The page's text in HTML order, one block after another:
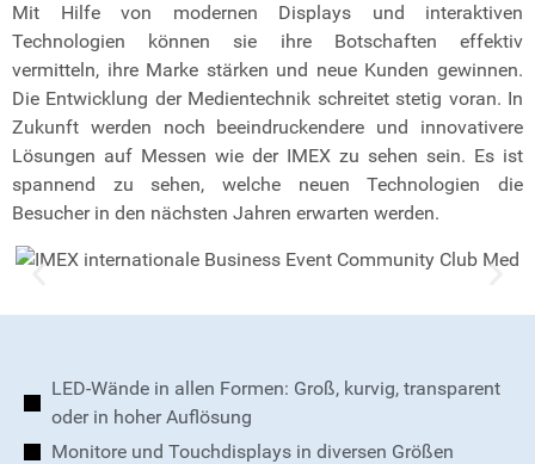
Mit Hilfe von modernen Displays und interaktiven
Technologien können sie ihre Botschaften effektiv
vermitteln, ihre Marke stärken und neue Kunden gewinnen.
Die Entwicklung der Medientechnik schreitet stetig voran. In
Zukunft werden noch beeindruckendere und innovativere
Lösungen auf Messen wie der IMEX zu sehen sein. Es ist
spannend zu sehen, welche neuen Technologien die
Besucher in den nächsten Jahren erwarten werden.
LED-Wände in allen Formen: Groß, kurvig, transparent
oder in hoher Auflösung
Monitore und Touchdisplays in diversen Größen